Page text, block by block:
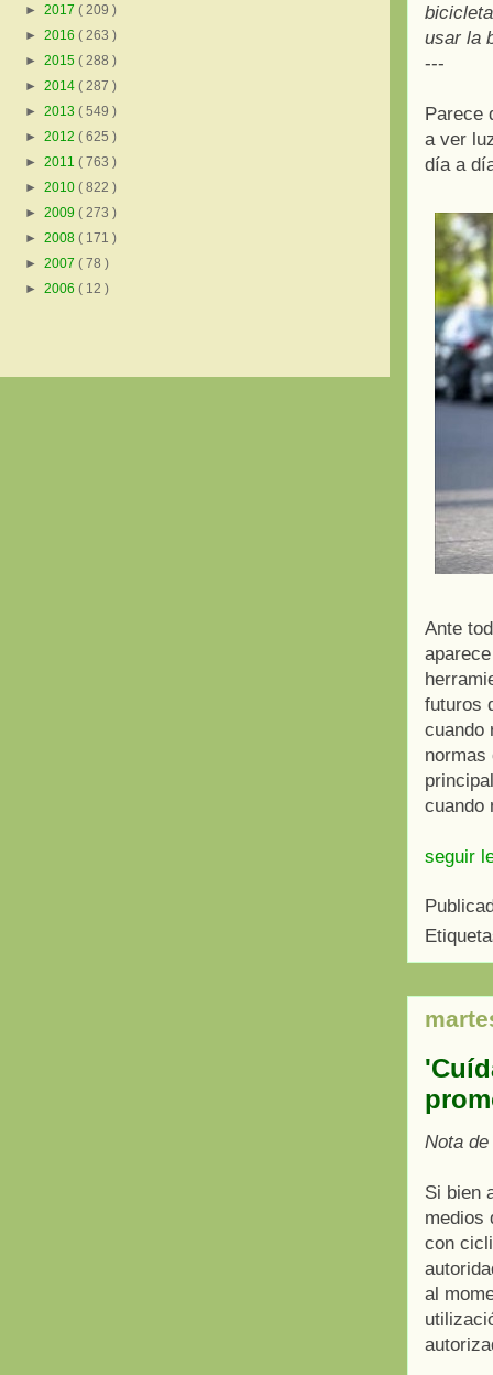
usar la
---
Parece
a ver
día a
Ante
futuros
cuando
normas
cuando
seguir
Nota
Si bien
medios
con
al
► 2017 ( 209 )
► 2016 ( 263 )
► 2015 ( 288 )
► 2014 ( 287 )
► 2013 ( 549 )
► 2012 ( 625 )
► 2011 ( 763 )
► 2010 ( 822 )
► 2009 ( 273 )
► 2008 ( 171 )
► 2007 ( 78 )
► 2006 ( 12 )